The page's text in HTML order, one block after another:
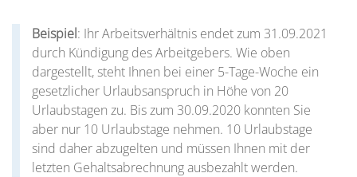
Beispiel: Ihr Arbeitsverhältnis endet zum 31.09.2021
durch Kündigung des Arbeitgebers. Wie oben
dargestellt, steht Ihnen bei einer 5-Tage-Woche ein
gesetzlicher Urlaubsanspruch in Höhe von 20
Urlaubstagen zu. Bis zum 30.09.2020 konnten Sie
aber nur 10 Urlaubstage nehmen. 10 Urlaubstage
sind daher abzugelten und müssen Ihnen mit der
letzten Gehaltsabrechnung ausbezahlt werden.